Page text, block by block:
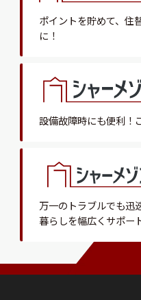
ポイントを貯めて、 住
に！
設備故障時にも便利！
万一のトラブルでも迅
暮らしを幅広くサポー